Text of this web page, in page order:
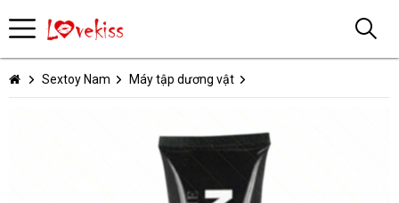
Sextoy Nam Máy tập dương vật